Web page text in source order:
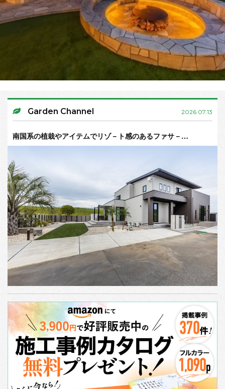
Garden Channel 2026.07.13
南国系の植栽やアイテムでリゾ－ト感のあるファサ－…